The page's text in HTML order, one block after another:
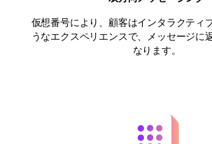
仮想番号により、顧客はインタラクティ
うなエクスペリエンスで、メッセージに
なります。